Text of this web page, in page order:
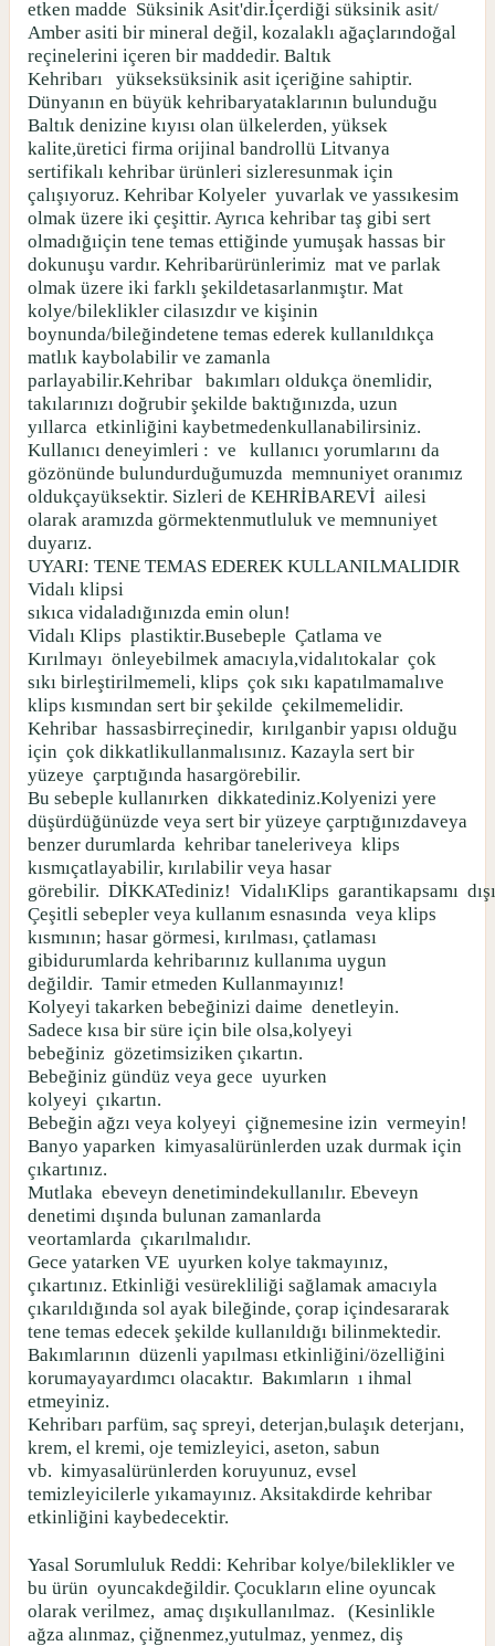
etken madde Süksinik Asit'dir.İçerdiği süksinik asit/
Amber asiti bir mineral değil, kozalaklı ağaçlarındoğal
reçinelerini içeren bir maddedir. Baltık
Kehribarı
yükseksüksinik asit içeriğine sahiptir.
Dünyanın en büyük kehribaryataklarının bulunduğu
Baltık denizine kıyısı olan ülkelerden, yüksek
kalite,üretici firma orijinal bandrollü Litvanya
sertifikalı kehribar ürünleri sizleresunmak için
çalışıyoruz. Kehribar Kolyeler yuvarlak ve yassıkesim
olmak üzere iki çeşittir. Ayrıca kehribar taş gibi sert
olmadığıiçin tene temas ettiğinde yumuşak hassas bir
dokunuşu vardır. Kehribarürünlerimiz mat ve parlak
olmak üzere iki farklı şekildetasarlanmıştır. Mat
kolye/bileklikler cilasızdır ve kişinin
boynunda/bileğindetene temas ederek kullanıldıkça
matlık kaybolabilir ve zamanla
parlayabilir.Kehribar
bakımları oldukça önemlidir,
takılarınızı doğrubir şekilde baktığınızda, uzun
yıllarca etkinliğini kaybetmedenkullanabilirsiniz.
Kullanıcı deneyimleri : ve
kullanıcı yorumlarını da
gözönünde bulundurduğumuzda memnuniyet oranımız
oldukçayüksektir. Sizleri de KEHRİBAREVİ ailesi
olarak aramızda görmektenmutluluk ve memnuniyet
duyarız.
UYARI: TENE TEMAS EDEREK KULLANILMALIDIR
Vidalı klipsi
sıkıca vidaladığınızda emin olun!
Vidalı Klips plastiktir.Busebeple Çatlama ve
Kırılmayı önleyebilmek amacıyla,vidalıtokalar çok
sıkı birleştirilmemeli, klips çok sıkı kapatılmamalıve
klips kısmından sert bir şekilde çekilmemelidir.
Kehribar hassasbirreçinedir, kırılganbir yapısı olduğu
için çok dikkatlikullanmalısınız. Kazayla sert bir
yüzeye çarptığında hasargörebilir.
Bu sebeple kullanırken dikkatediniz.Kolyenizi yere
düşürdüğünüzde veya sert bir yüzeye çarptığınızdaveya
benzer durumlarda kehribar taneleriveya klips
kısmıçatlayabilir, kırılabilir veya hasar
görebilir. DİKKATediniz! VidalıKlips garantikapsamı
Çeşitli sebepler veya kullanım esnasında veya klips
kısmının; hasar görmesi, kırılması, çatlaması
gibidurumlarda kehribarınız kullanıma uygun
değildir. Tamir etmeden Kullanmayınız!
Kolyeyi takarken bebeğinizi daime denetleyin.
Sadece kısa bir süre için bile olsa,kolyeyi
bebeğiniz gözetimsiziken çıkartın.
Bebeğiniz gündüz veya gece uyurken
kolyeyi çıkartın.
Bebeğin ağzı veya kolyeyi çiğnemesine izin vermeyin!
Banyo yaparken kimyasalürünlerden uzak durmak için
çıkartınız.
Mutlaka ebeveyn denetimindekullanılır. Ebeveyn
denetimi dışında bulunan zamanlarda
veortamlarda çıkarılmalıdır.
Gece yatarken VE uyurken kolye takmayınız,
çıkartınız. Etkinliği vesürekliliği sağlamak amacıyla
çıkarıldığında sol ayak bileğinde, çorap içindesararak
tene temas edecek şekilde kullanıldığı bilinmektedir.
Bakımlarının düzenli yapılması etkinliğini/özelliğini
korumayayardımcı olacaktır. Bakımların ı ihmal
etmeyiniz.
Kehribarı parfüm, saç spreyi, deterjan,bulaşık deterjanı,
krem, el kremi, oje temizleyici, aseton, sabun
vb. kimyasalürünlerden koruyunuz, evsel
temizleyicilerle yıkamayınız. Aksitakdirde kehribar
etkinliğini kaybedecektir.
Yasal Sorumluluk Reddi: Kehribar kolye/bileklikler ve
bu ürün oyuncakdeğildir. Çocukların eline oyuncak
olarak verilmez, amaç dışıkullanılmaz.
(Kesinlikle
ağza alınmaz, çiğnenmez,yutulmaz, yenmez, diş